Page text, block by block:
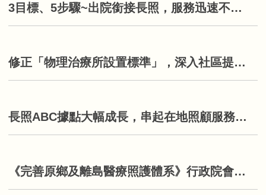
3目標、5步驟~出院銜接長照，服務迅速不遲到！
修正「物理治療所設置標準」，深入社區提供多元服務
長照ABC據點大幅成長，串起在地照顧服務網！
《完善原鄉及離島醫療照護體系》行政院會報告